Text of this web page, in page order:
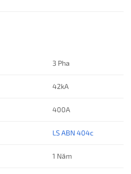
3 Pha
42kA
400A
LS ABN 404c
1 Năm